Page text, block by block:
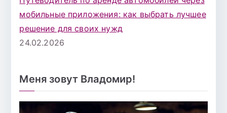
мобильные приложения: как выбрать лучшее
решение для своих нужд
24.02.2026
Меня зовут Владомир!